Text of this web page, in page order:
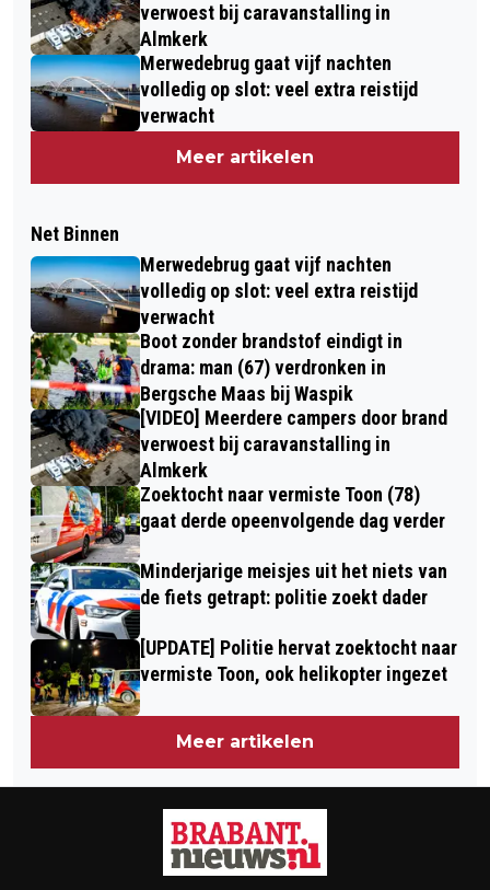
verwoest bij caravanstalling in
Almkerk
Merwedebrug gaat vijf nachten
volledig op slot: veel extra reistijd
verwacht
Meer artikelen
Net Binnen
Merwedebrug gaat vijf nachten
volledig op slot: veel extra reistijd
verwacht
Boot zonder brandstof eindigt in
drama: man (67) verdronken in
Bergsche Maas bij Waspik
[VIDEO] Meerdere campers door brand
verwoest bij caravanstalling in
Almkerk
Zoektocht naar vermiste Toon (78)
gaat derde opeenvolgende dag verder
Minderjarige meisjes uit het niets van
de fiets getrapt: politie zoekt dader
[UPDATE] Politie hervat zoektocht naar
vermiste Toon, ook helikopter ingezet
Meer artikelen